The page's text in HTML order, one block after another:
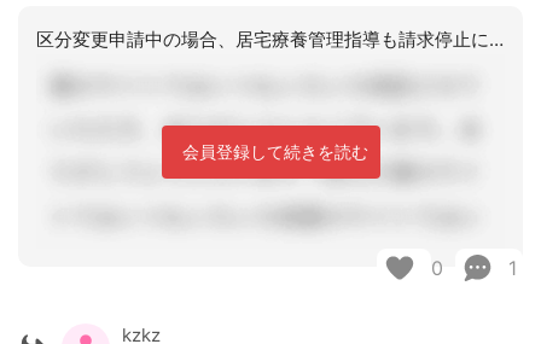
区分変更申請中の場合、居宅療養管理指導も請求停止になるかどうかはわかりません。た
会員登録して続きを読む
0 1
kzkz